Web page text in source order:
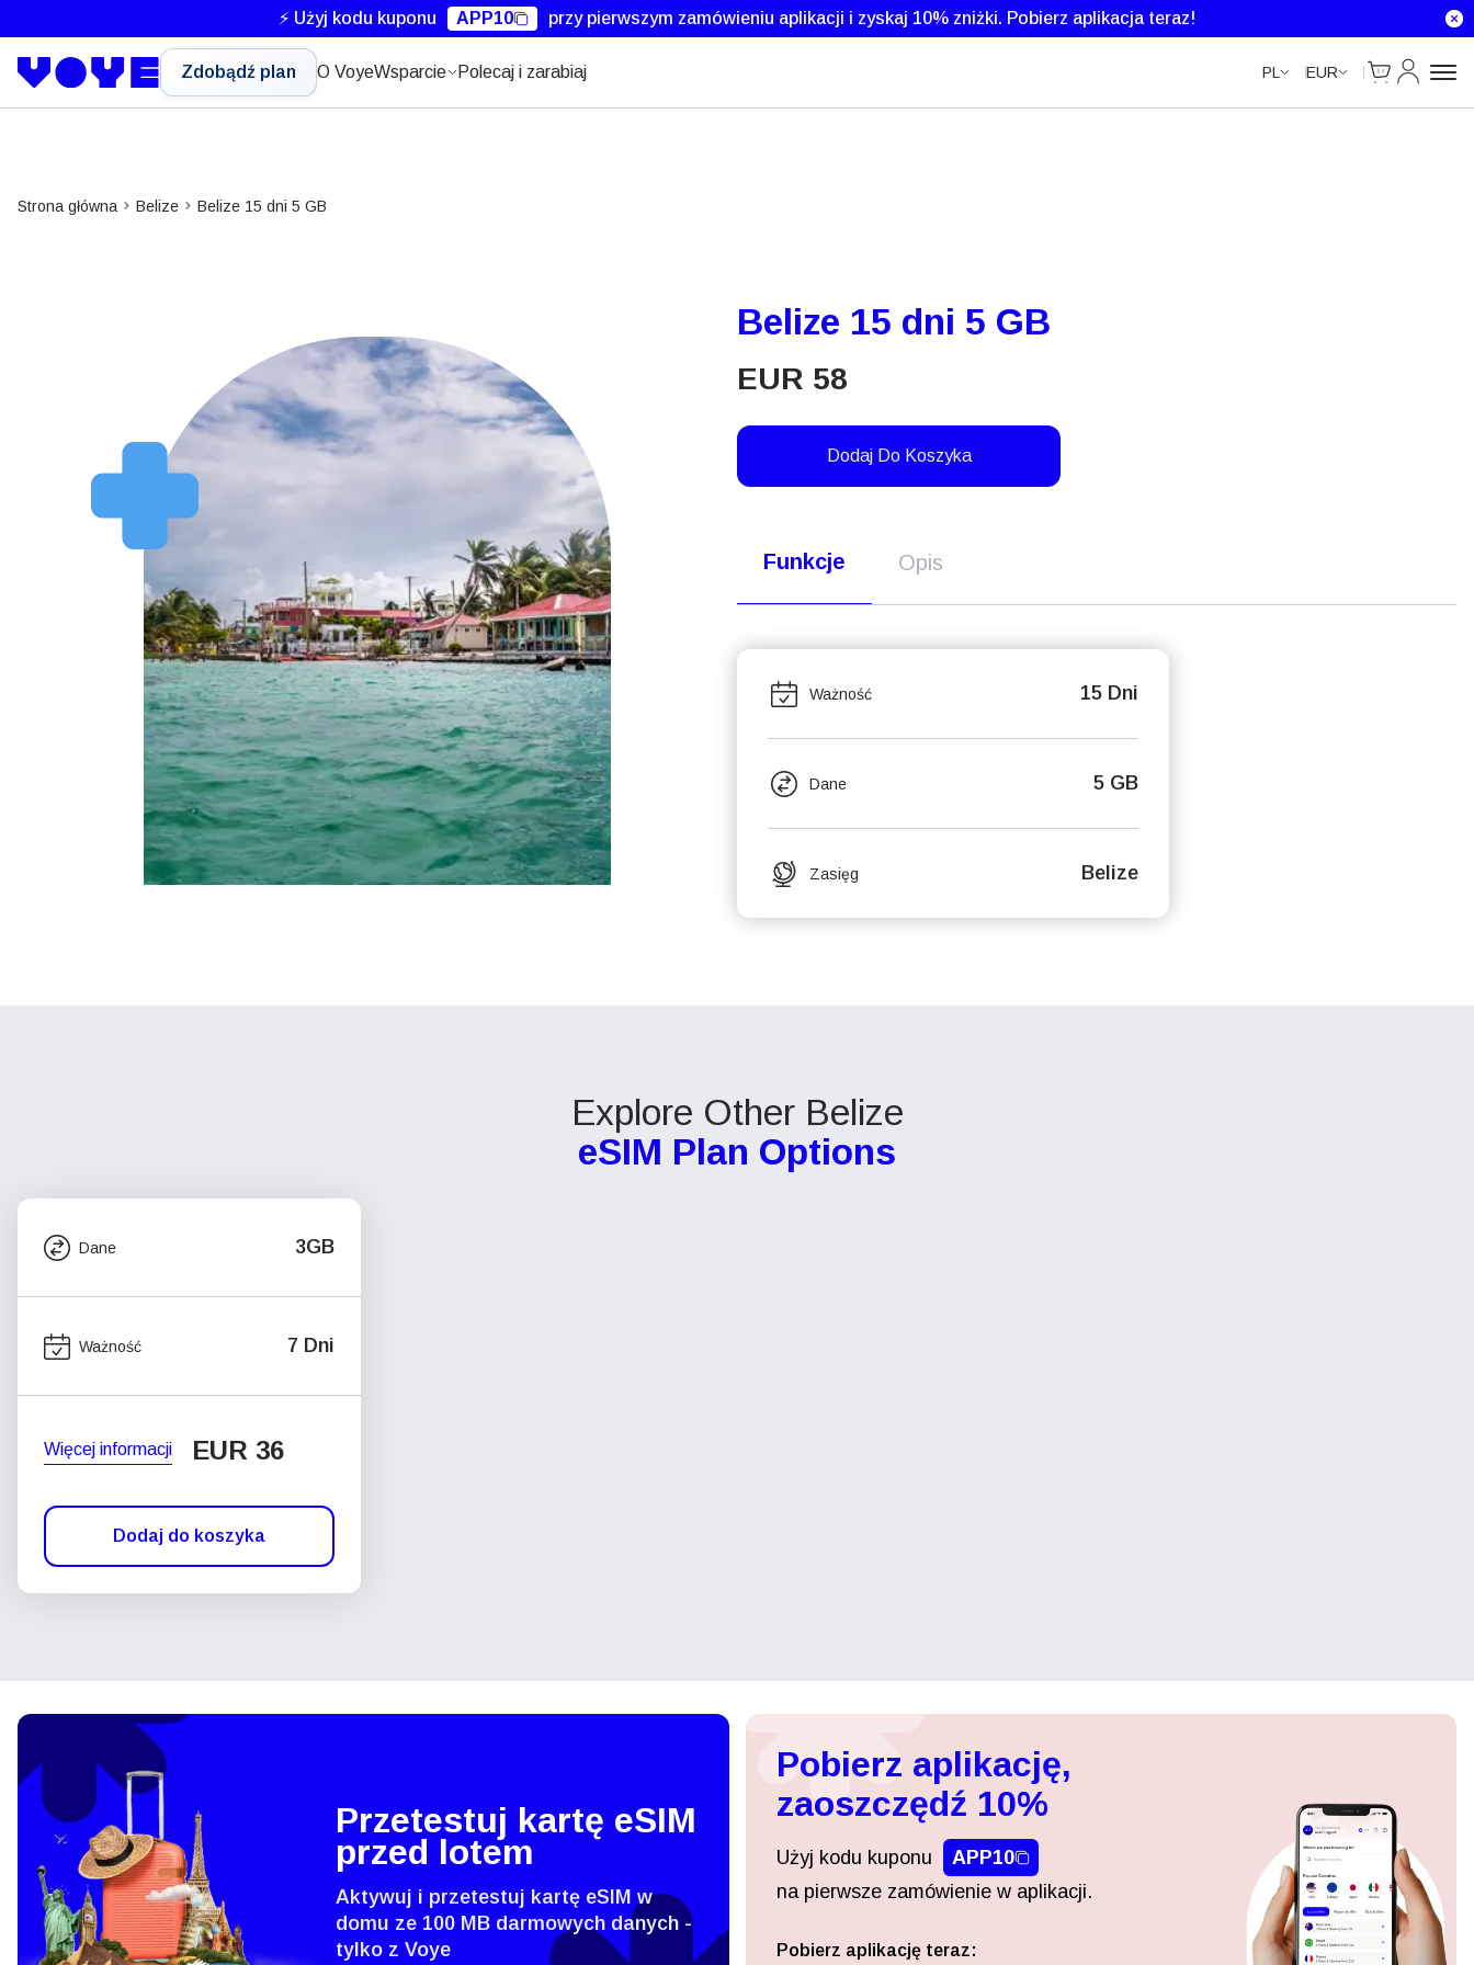
⚡ Użyj kodu kuponu APP10 przy pierwszym zamówieniu aplikacji i zyskaj 10% zniżki. Pobierz aplikacja teraz!
Zdobądź plan O VoyeWsparcie Polecaj i zarabiaj PL EUR
Cart
Moje
Strona główna Belize Belize 15 dni 5 GB
Belize 15 dni 5 GB
EUR 58
Dodaj Do Koszyka
Funkcje Opis
Ważność 15 Dni
Dane 5 GB
Zasięg Belize
Explore Other Belize
eSIM Plan Options
Dane 3GB
Ważność 7 Dni
Więcej informacji EUR 36
Dodaj do koszyka
Przetestuj kartę eSIM
przed lotem
Aktywuj i przetestuj kartę eSIM w
domu ze 100 MB darmowych danych -
tylko z Voye
Pobierz aplikację,
zaoszczędź 10%
Użyj kodu kuponu
APP10
na pierwsze zamówienie w aplikacji.
Pobierz aplikację teraz:
Zaloguj się lub zarejestruj